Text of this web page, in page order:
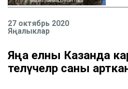
27 октябрь 2020
Яңалыклар
Яңа елны Казанда
теләүчеләр саны